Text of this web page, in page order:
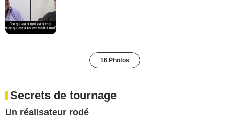
16 Photos
Secrets de tournage
Un réalisateur rodé